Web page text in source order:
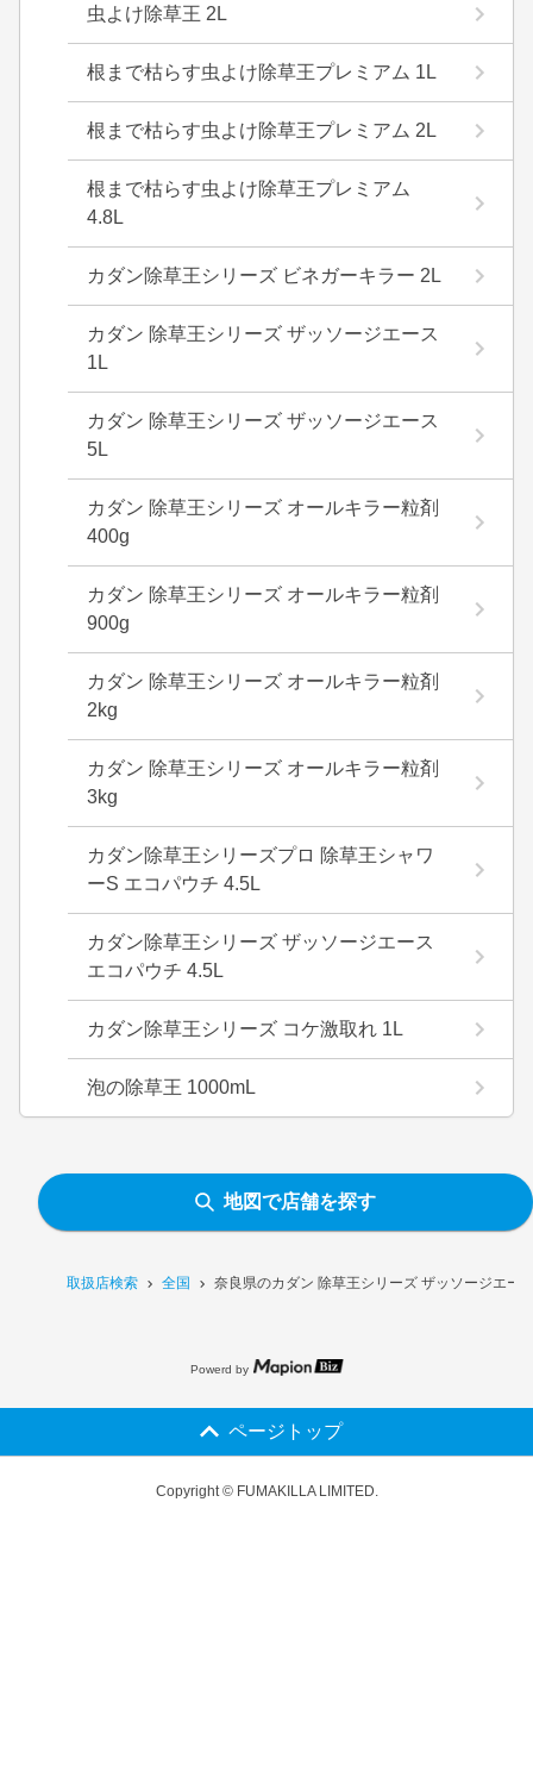
取扱店検索 全国 奈良県のカダン 除草王シリーズ ザッソージエー
虫よけ除草王 2L
根まで枯らす虫よけ除草王プレミアム 1L
根まで枯らす虫よけ除草王プレミアム 2L
根まで枯らす虫よけ除草王プレミアム
4.8L
カダン除草王シリーズ ビネガーキラー 2L
カダン 除草王シリーズ ザッソージエース
1L
カダン 除草王シリーズ ザッソージエース
5L
カダン 除草王シリーズ オールキラー粒剤
400g
カダン 除草王シリーズ オールキラー粒剤
900g
カダン 除草王シリーズ オールキラー粒剤
2kg
カダン 除草王シリーズ オールキラー粒剤
3kg
カダン除草王シリーズプロ 除草王シャワ
ーS エコパウチ 4.5L
カダン除草王シリーズ ザッソージエース
エコパウチ 4.5L
カダン除草王シリーズ コケ激取れ 1L
泡の除草王 1000mL
地図で店舗を探す
Powerd by
ページトップ
Copyright © FUMAKILLA LIMITED.